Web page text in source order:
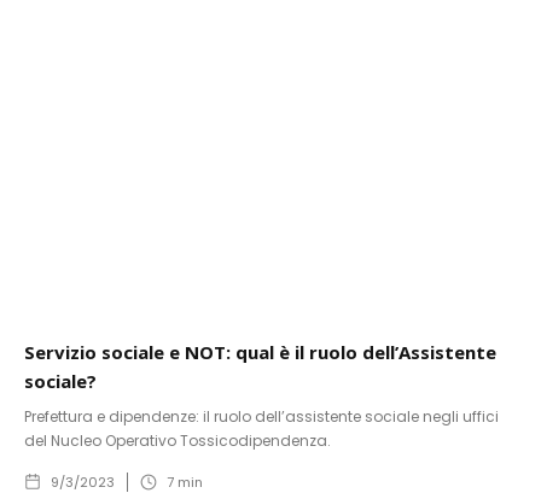
Servizio sociale e NOT: qual è il ruolo dell’Assistente
sociale?
Prefettura e dipendenze: il ruolo dell’assistente sociale negli uffici
del Nucleo Operativo Tossicodipendenza.
9/3/2023 7 min